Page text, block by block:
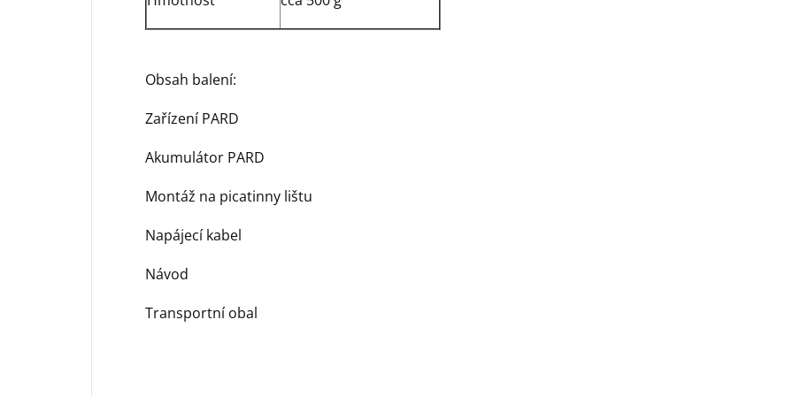
Obsah balení:
Zařízení PARD
Akumulátor PARD
Montáž na picatinny lištu
Napájecí kabel
Návod
Transportní obal